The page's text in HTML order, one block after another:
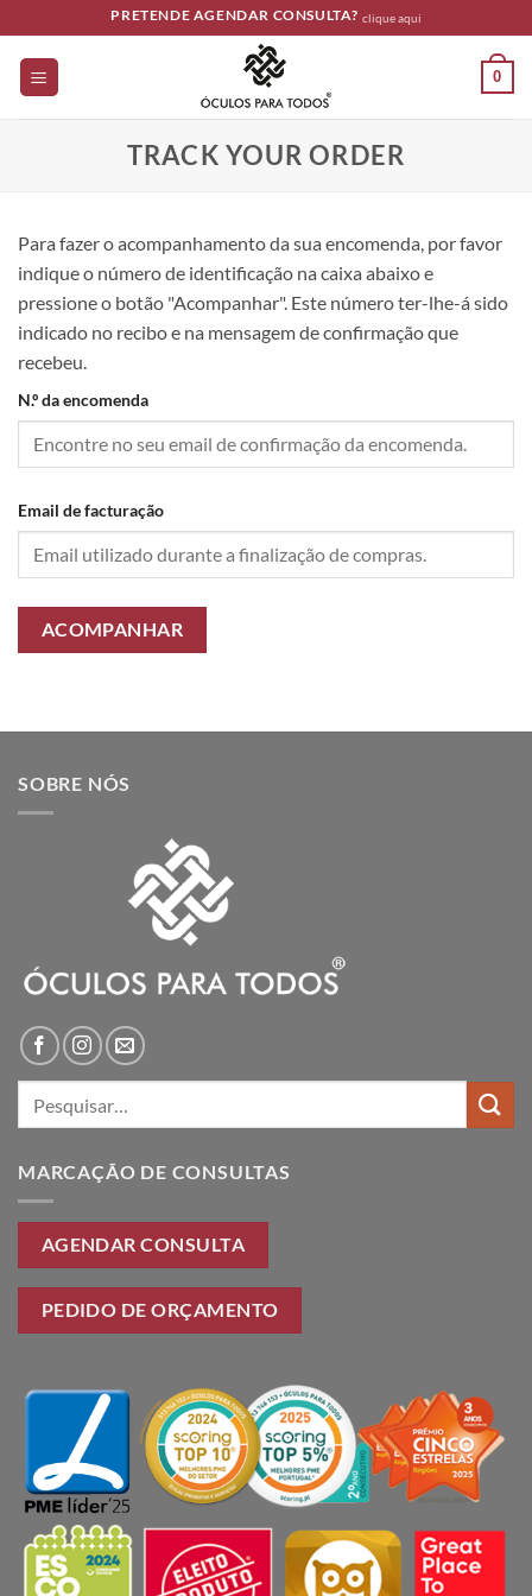
to
content
PRETENDE AGENDAR CONSULTA? clique aqui
0
TRACK YOUR ORDER
Para fazer o acompanhamento da sua encomenda, por favor
indique o número de identificação na caixa abaixo e
pressione o botão "Acompanhar". Este número ter-lhe-á sido
indicado no recibo e na mensagem de confirmação que
recebeu.
N.º da encomenda
Email de facturação
ACOMPANHAR
SOBRE NÓS
MARCAÇÃO DE CONSULTAS
AGENDAR CONSULTA
PEDIDO DE ORÇAMENTO